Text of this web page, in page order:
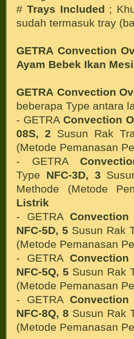
#Trays Included ;
sudah termasuk tray
GETRA Convection
Ayam Bebek Ikan
GETRA Convection
beberapa Type antara
- GETRA Convection
08S, 2 Susun Rak
(Metode Pemanasan
- GETRA
Type NFC-3D, 3
Methode (Metode
Listrik
- GETRA
NFC-5D,5 Susun Rak
(Metode Pemanasan
- GETRA
NFC-5Q,5 Susun Rak
(Metode Pemanasan
- GETRA
NFC-8Q,8 Susun Rak
(Metode Pemanasan